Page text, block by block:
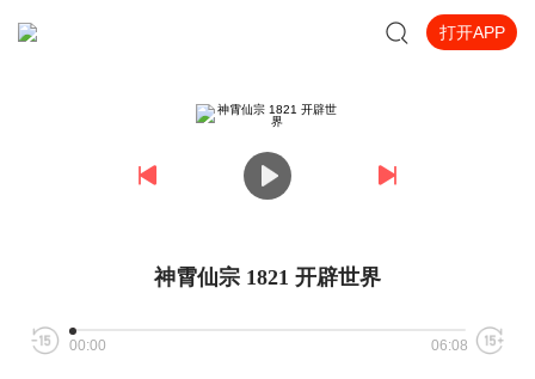
打开APP
神霄仙宗 1821 开辟世界
00:00 06:08